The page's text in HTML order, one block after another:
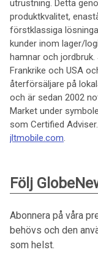
utrustning. Detta
produktkvalitet,
förstklassiga
kunder inom lager/
hamnar och jordbruk.
Frankrike och USA
återförsäljare på
och är sedan 2002
Market under
som Certified
jltmobile.com.
Följ
Abonnera på våra
behövs och den
som helst.